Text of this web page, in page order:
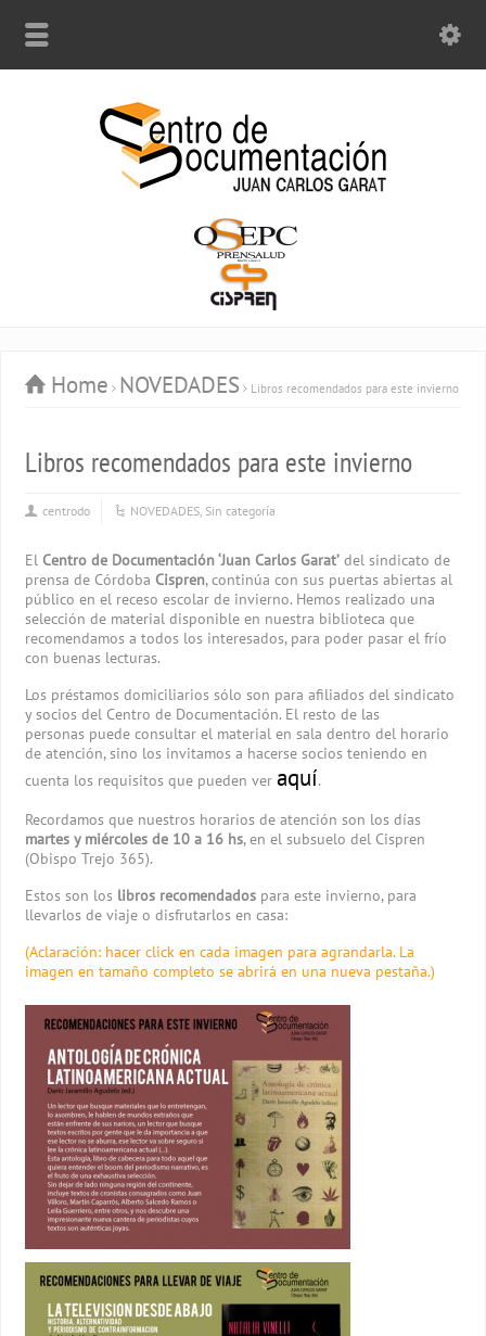
Home NOVEDADES Libros recomendados para este invierno
Libros recomendados para este invierno
centrodo NOVEDADES, Sin categoría
El Centro de Documentación ‘Juan Carlos Garat’ del sindicato de
prensa de Córdoba Cispren, continúa con sus puertas abiertas al
público en el receso escolar de invierno. Hemos realizado una
selección de material disponible en nuestra biblioteca que
recomendamos a todos los interesados, para poder pasar el frío
con buenas lecturas.
Los préstamos domiciliarios sólo son para afiliados del sindicato
y socios del Centro de Documentación. El resto de las
personas puede consultar el material en sala dentro del horario
de atención, sino los invitamos a hacerse socios teniendo en
cuenta los requisitos que pueden veraquí.
Recordamos que nuestros horarios de atención son los días
martes y miércoles de 10 a 16 hs, en el subsuelo del Cispren
(Obispo Trejo 365).
Estos son los libros recomendados para este invierno, para
llevarlos de viaje o disfrutarlos en casa:
(Aclaración: hacer click en cada imagen para agrandarla. La
imagen en tamaño completo se abrirá en una nueva pestaña.)